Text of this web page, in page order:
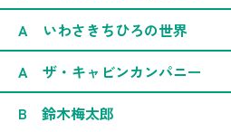
A いわさきちひろの世界
A ザ・キャビンカンパニー
B 鈴木梅太郎